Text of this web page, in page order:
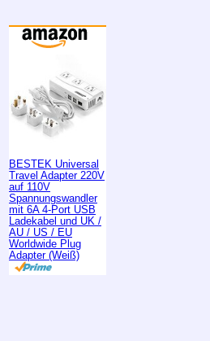
BESTEK Universal
Travel Adapter 220V
auf 110V
Spannungswandler
mit 6A 4-Port USB
Ladekabel und UK /
AU / US / EU
Worldwide Plug
Adapter (Weiß)